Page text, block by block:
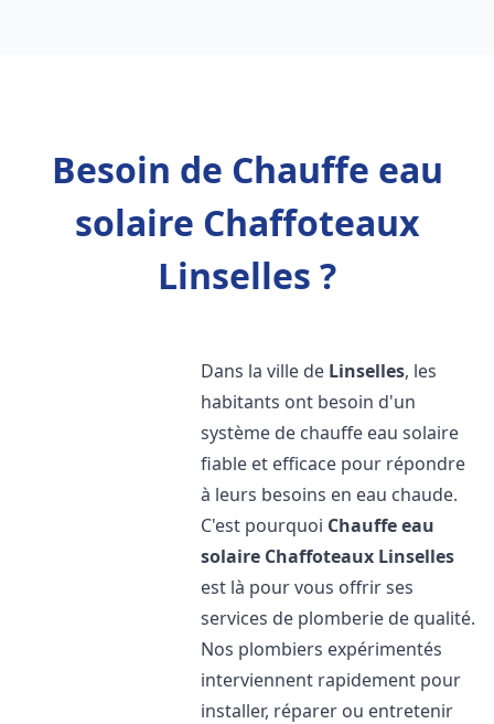
Besoin de Chauffe eau
solaire Chaffoteaux
Linselles ?
Dans la ville de Linselles, les
habitants ont besoin d'un
système de chauffe eau solaire
fiable et efficace pour répondre
à leurs besoins en eau chaude.
C'est pourquoi Chauffe eau
solaire Chaffoteaux Linselles
est là pour vous offrir ses
services de plomberie de qualité.
Nos plombiers expérimentés
interviennent rapidement pour
installer, réparer ou entretenir